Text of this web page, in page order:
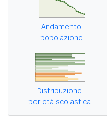
Andamento
popolazione
Distribuzione
per età scolastica